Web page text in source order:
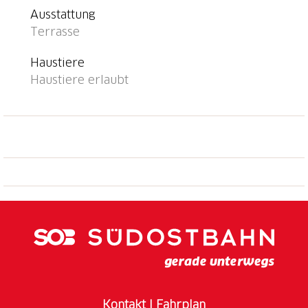
Haus. Öffentliche Parkplätze 150 m auf der Strasse.
Supermarkt 5 km, Restaurant 2 km, Bäckerei 5 km,
Bahnstation "Biasca" 8 km. Wanderwege ab Haus 1 m,
Luftseilbahn 6 km. Nahe gelegene
Seen in der Umgebung sind gut erreichbar: Lago di
Lucomagno. Bitte beachten: Fahrzeug empfohlen.
Babyausstattung auf Anfrage (extra). Tiere in der
Ausstattung
Terrasse
Haustiere
Haustiere erlaubt
KontaktI Fahrplan